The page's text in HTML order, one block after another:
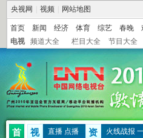
央视网 视频 网站地图
首页 新闻 经济 体育 综艺 春晚
电视
频道大全 栏目大全 节目大全
首
视
直播 点播
资
火线战报